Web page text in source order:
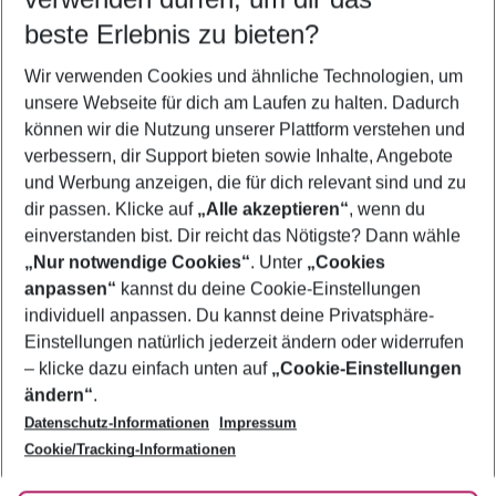
5-8 Nächte
2 Erwachsene Keine Kinder
Mehr Filter anzeigen
Footer
Footer navigation
Über uns
AGB
Bestpreisgarantie
Cookie-Einstellungen ändern
Cookie-Richtlinie
Agenturbetreuung
Barrierefreies Reisen
Folge uns
beste Erlebnis zu bieten?
Wir verwenden Cookies und ähnliche Technologien, um
unsere Webseite für dich am Laufen zu halten. Dadurch
können wir die Nutzung unserer Plattform verstehen und
verbessern, dir Support bieten sowie Inhalte, Angebote
und Werbung anzeigen, die für dich relevant sind und zu
dir passen. Klicke auf „Alle akzeptieren“, wenn du
einverstanden bist. Dir reicht das Nötigste? Dann wähle
„Nur notwendige Cookies“. Unter „Cookies
anpassen“ kannst du deine Cookie-Einstellungen
individuell anpassen. Du kannst deine Privatsphäre-
Einstellungen natürlich jederzeit ändern oder widerrufen
– klicke dazu einfach unten auf „Cookie-Einstellungen
ändern“.
Datenschutz-Informationen
Impressum
Cookie/Tracking-Informationen